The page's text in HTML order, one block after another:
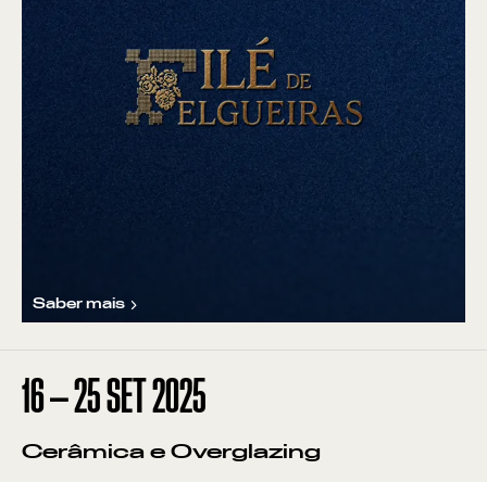
Saber mais
16—25SET 2025
Cerâmica e Overglazing